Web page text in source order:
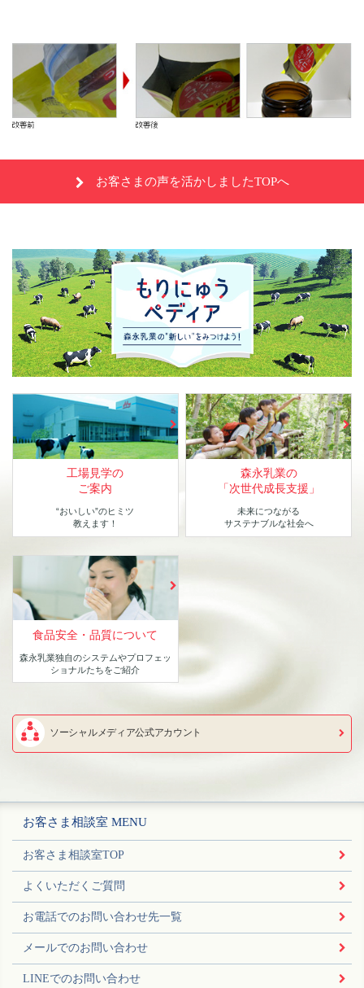
お客さまの声を活かしましたTOPへ
工場見学の
ご案内
“おいしい”のヒミツ
教えます！
森永乳業の
「次世代成長支援」
未来につながる
サステナブルな社会へ
食品安全・品質について
森永乳業独自のシステムやプロフェッ
ショナルたちをご紹介
ソーシャルメディア公式アカウント
お客さま相談室 MENU
お客さま相談室TOP
よくいただくご質問
お電話でのお問い合わせ先一覧
メールでのお問い合わせ
LINEでのお問い合わせ